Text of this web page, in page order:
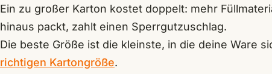
Ein zu großer Karton kostet doppelt: mehr
hinaus packt, zahlt einen Sperrgutzuschlag.
Die beste Größe ist die kleinste, in die deine Ware
richtigen Kartongröße.